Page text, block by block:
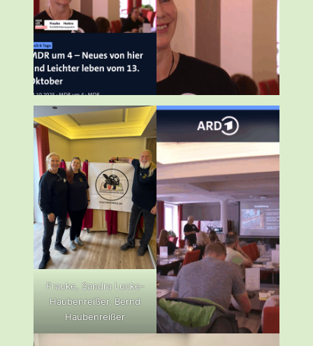
Frauke, Sandra Lucke-
Haubenreißer, Bernd
Haubenreißer